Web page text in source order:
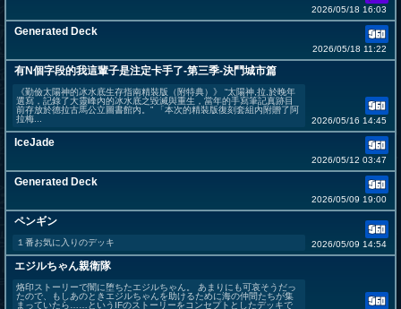
2026/05/18 16:03
Generated Deck
2026/05/18 11:22
有N個字段的我這輩子是注定卡手了-第三季-決鬥城市篇
《勤儉太陽神的冰水底生存指南精裝版（附特典）》 “太陽神,拉,於晚年
選寫，記錄了大靈峰內的冰水底之毀滅與重生，當年的手寫筆記真跡目
前存放於德拉古馬公立圖書館內。” 「本次的精裝版復刻套組內附贈了阿
拉梅...
2026/05/16 14:45
IceJade
2026/05/12 03:47
Generated Deck
2026/05/09 19:00
ペンギン
１番お気に入りのデッキ 2026/05/09 14:54
エジルちゃん親衛隊
烙印ストーリーで闇に堕ちたエジルちゃん。 あまりにも可哀そうだっ
たので、もしあのときエジルちゃんを助けるために海の仲間たちが集
まっていたら……というIFのストーリーをコンセプトとしたデッキで